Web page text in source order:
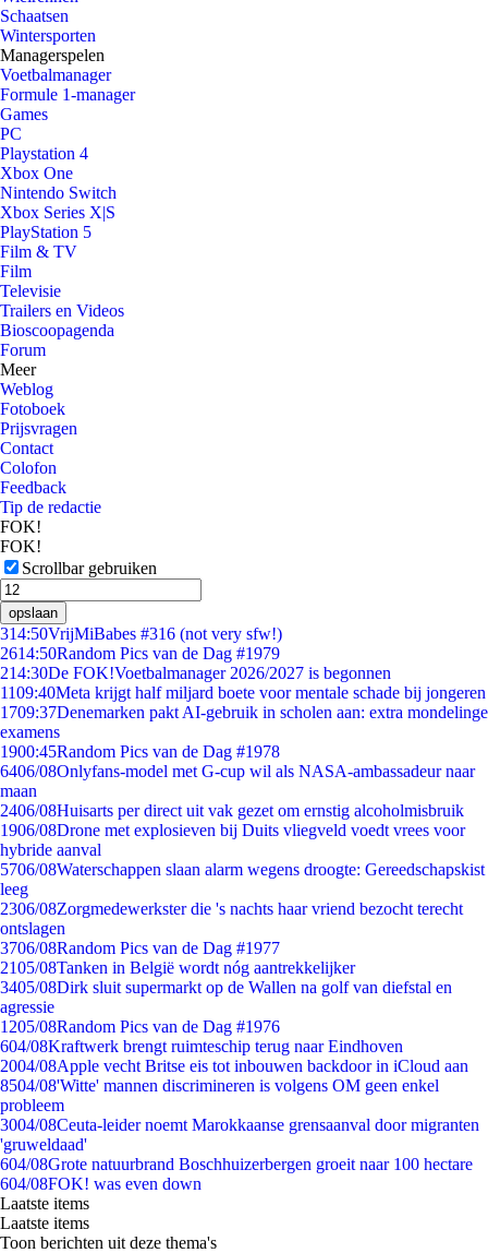
Schaatsen
Wintersporten
Managerspelen
Voetbalmanager
Formule 1-manager
Games
PC
Playstation 4
Xbox One
Nintendo Switch
Xbox Series X|S
PlayStation 5
Film & TV
Film
Televisie
Trailers en Videos
Bioscoopagenda
Forum
Meer
Weblog
Fotoboek
Prijsvragen
Contact
Colofon
Feedback
Tip de redactie
FOK!
FOK!
Scrollbar gebruiken
opslaan
314:50VrijMiBabes #316 (not very sfw!)
2614:50Random Pics van de Dag #1979
214:30De FOK!Voetbalmanager 2026/2027 is begonnen
1109:40Meta krijgt half miljard boete voor mentale schade bij jongeren
1709:37Denemarken pakt AI-gebruik in scholen aan: extra mondelinge
examens
1900:45Random Pics van de Dag #1978
6406/08Onlyfans-model met G-cup wil als NASA-ambassadeur naar
maan
2406/08Huisarts per direct uit vak gezet om ernstig alcoholmisbruik
1906/08Drone met explosieven bij Duits vliegveld voedt vrees voor
hybride aanval
5706/08Waterschappen slaan alarm wegens droogte: Gereedschapskist
leeg
2306/08Zorgmedewerkster die 's nachts haar vriend bezocht terecht
ontslagen
3706/08Random Pics van de Dag #1977
2105/08Tanken in België wordt nóg aantrekkelijker
3405/08Dirk sluit supermarkt op de Wallen na golf van diefstal en
agressie
1205/08Random Pics van de Dag #1976
604/08Kraftwerk brengt ruimteschip terug naar Eindhoven
2004/08Apple vecht Britse eis tot inbouwen backdoor in iCloud aan
8504/08'Witte' mannen discrimineren is volgens OM geen enkel
probleem
3004/08Ceuta-leider noemt Marokkaanse grensaanval door migranten
'gruweldaad'
604/08Grote natuurbrand Boschhuizerbergen groeit naar 100 hectare
604/08FOK! was even down
Laatste items
Laatste items
Toon berichten uit deze thema's